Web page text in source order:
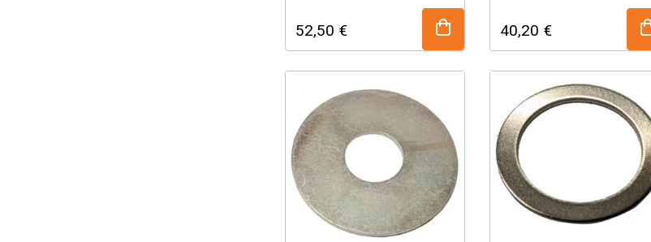
Katso sopivuustaulukko
alhaalta!
Mikäli olet epävarma
osan sopivuudesta, kysy
myymälästämme!
52,50 €
Mikäli olet epävarma
osan sopivuudesta, kysy
myymälästämme!
40,20 €